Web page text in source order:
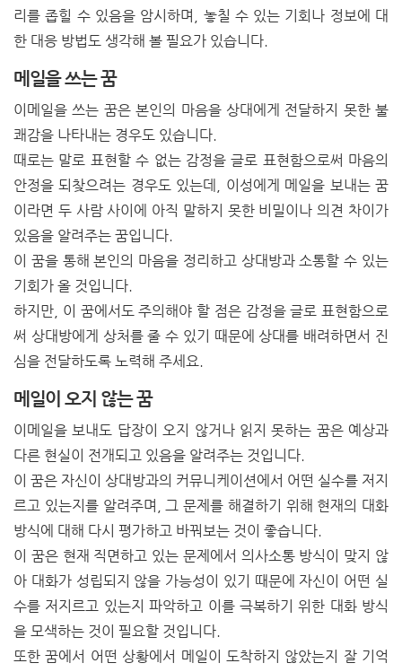
리를 좁힐 수 있음을 암시하며, 놓칠 수 있는 기회나 정보에 대
한 대응 방법도 생각해 볼 필요가 있습니다.
메일을 쓰는 꿈
이메일을 쓰는 꿈은 본인의 마음을 상대에게 전달하지 못한 불
쾌감을 나타내는 경우도 있습니다.
때로는 말로 표현할 수 없는 감정을 글로 표현함으로써 마음의
안정을 되찾으려는 경우도 있는데, 이성에게 메일을 보내는 꿈
이라면 두 사람 사이에 아직 말하지 못한 비밀이나 의견 차이가
있음을 알려주는 꿈입니다.
이 꿈을 통해 본인의 마음을 정리하고 상대방과 소통할 수 있는
기회가 올 것입니다.
하지만, 이 꿈에서도 주의해야 할 점은 감정을 글로 표현함으로
써 상대방에게 상처를 줄 수 있기 때문에 상대를 배려하면서 진
심을 전달하도록 노력해 주세요.
메일이 오지 않는 꿈
이메일을 보내도 답장이 오지 않거나 읽지 못하는 꿈은 예상과
다른 현실이 전개되고 있음을 알려주는 것입니다.
이 꿈은 자신이 상대방과의 커뮤니케이션에서 어떤 실수를 저지
르고 있는지를 알려주며, 그 문제를 해결하기 위해 현재의 대화
방식에 대해 다시 평가하고 바꿔보는 것이 좋습니다.
이 꿈은 현재 직면하고 있는 문제에서 의사소통 방식이 맞지 않
아 대화가 성립되지 않을 가능성이 있기 때문에 자신이 어떤 실
수를 저지르고 있는지 파악하고 이를 극복하기 위한 대화 방식
을 모색하는 것이 필요할 것입니다.
또한 꿈에서 어떤 상황에서 메일이 도착하지 않았는지 잘 기억